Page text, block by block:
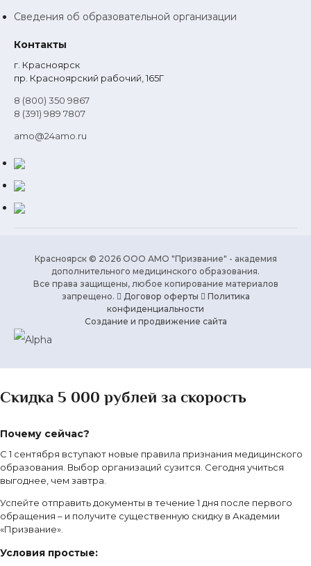
Сведения об образовательной организации
Контакты
г. Красноярск
пр. Красноярский рабочий, 165Г
8 (800) 350 9867
8 (391) 989 7807
amo@24amo.ru
Красноярск © 2026 ООО АМО "Призвание" - академия
дополнительного медицинского образования.
Все права защищены, любое копирование материалов
запрещено.
Договор оферты
Политика
конфиденциальности
Создание и продвижение сайта
Скидка 5 000 рублей за скорость
Почему сейчас?
С 1 сентября вступают новые правила признания медицинского
образования. Выбор организаций сузится. Сегодня учиться
выгоднее, чем завтра.
Успейте отправить документы в течение 1 дня после первого
обращения – и получите существенную скидку в Академии
«Призвание».
Условия простые: